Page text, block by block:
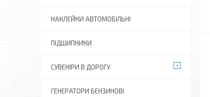
НАКЛЕЙКИ АВТОМОБІЛЬНІ
ПІДШИПНИКИ
СУВЕНІРИ В ДОРОГУ
ГЕНЕРАТОРИ БЕНЗИНОВІ